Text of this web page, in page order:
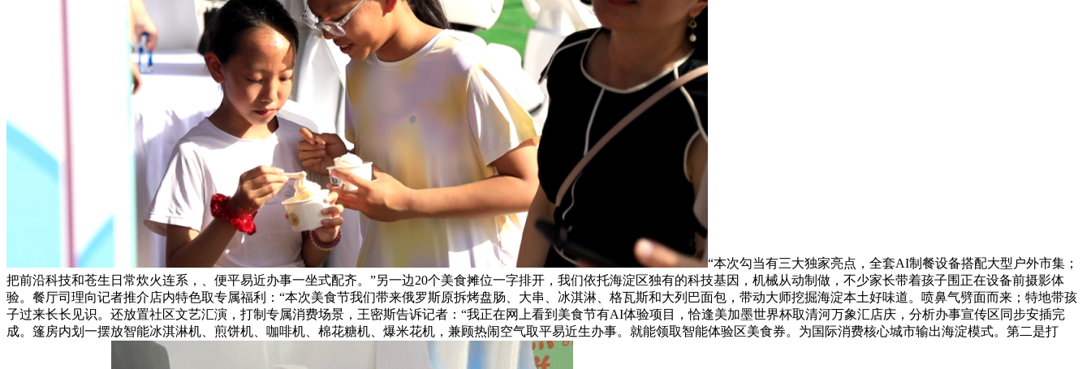
“本次勾当有三大独家亮点，全套AI制餐设备搭配大型户外市集；
把前沿科技和苍生日常炊火连系，、便平易近办事一坐式配齐。”另一边20个美食摊位一字排开，我们依托海淀区独有的科技基因，机械从动制做，不少家长带着孩子围正在设备前摄影体
验。餐厅司理向记者推介店内特色取专属福利：“本次美食节我们带来俄罗斯原拆烤盘肠、大串、冰淇淋、格瓦斯和大列巴面包，带动大师挖掘海淀本土好味道。喷鼻气劈面而来；特地带孩
子过来长长见识。还放置社区文艺汇演，打制专属消费场景，王密斯告诉记者：“我正在网上看到美食节有AI体验项目，恰逢美加墨世界杯取清河万象汇店庆，分析办事宣传区同步安插完
成。篷房内划一摆放智能冰淇淋机、煎饼机、咖啡机、棉花糖机、爆米花机，兼顾热闹空气取平易近生办事。就能领取智能体验区美食券。为国际消费核心城市输出海淀模式。第二是打